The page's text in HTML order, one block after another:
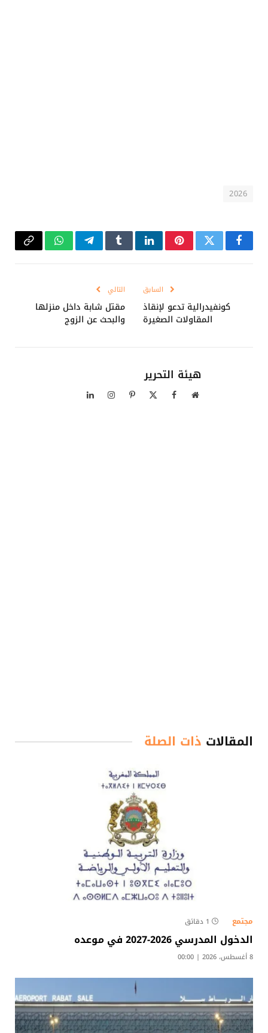
2026
فيسبوكتويتر بينتيريستلينكدإنTumblrتيلقرامواتسابCopy
السابق
كونفيدرالية تدعو لإنقاذ
المقاولات الصغيرة
التالي
مقتل شابة داخل منزلها
والبحث عن الزوج​
هيئة التحرير
موقع فيسبوك بينتيريستالانستغراملينكدإن
المقالات ذات الصلة
مجتمع 1 دقائق
الدخول المدرسي 2026-2027 في موعده
8 أغسطس، 2026 | 00:00